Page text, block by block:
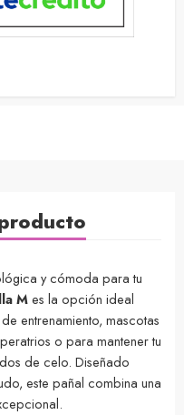
y cómoda para tu
Mes la opción ideal
entrenamiento, mascotas
o para mantener tu
de celo. Diseñado
este pañal combina una